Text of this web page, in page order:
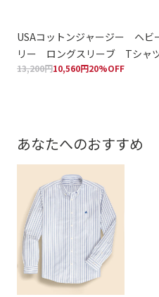
USAコットンジャージー ヘ
リー ロングスリーブ Tシャ
13,200円10,560円20%OFF
あなたへのおすすめ